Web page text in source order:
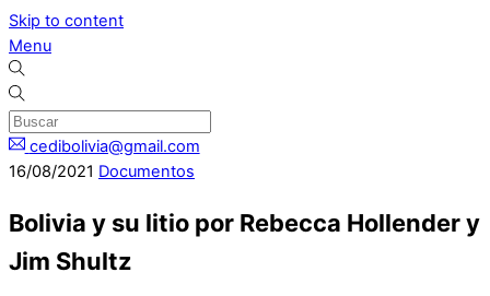
Skip to content
Menu
cedibolivia@gmail.com
16/08/2021 Documentos
Bolivia y su litio por Rebecca Hollender y
Jim Shultz